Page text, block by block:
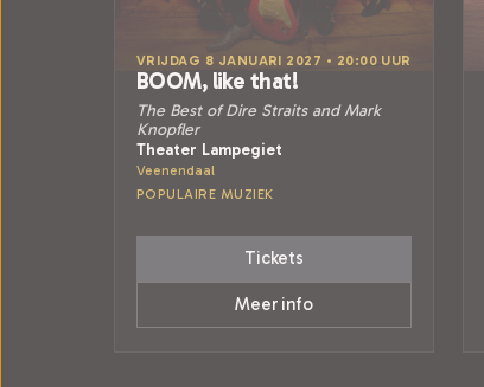
VRIJDAG 8 JANUARI 2027 • 20:00 UUR
BOOM, like that!
The Best of Dire Straits and Mark
Knopfler
Theater Lampegiet
Veenendaal
POPULAIRE MUZIEK
Tickets
Meer info